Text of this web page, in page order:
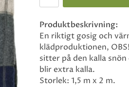
Produktbeskrivning:
En riktigt gosig och
klädproduktionen,
sitter på den kalla
blir extra kalla.
Storlek: 1,5 m x 2 m.